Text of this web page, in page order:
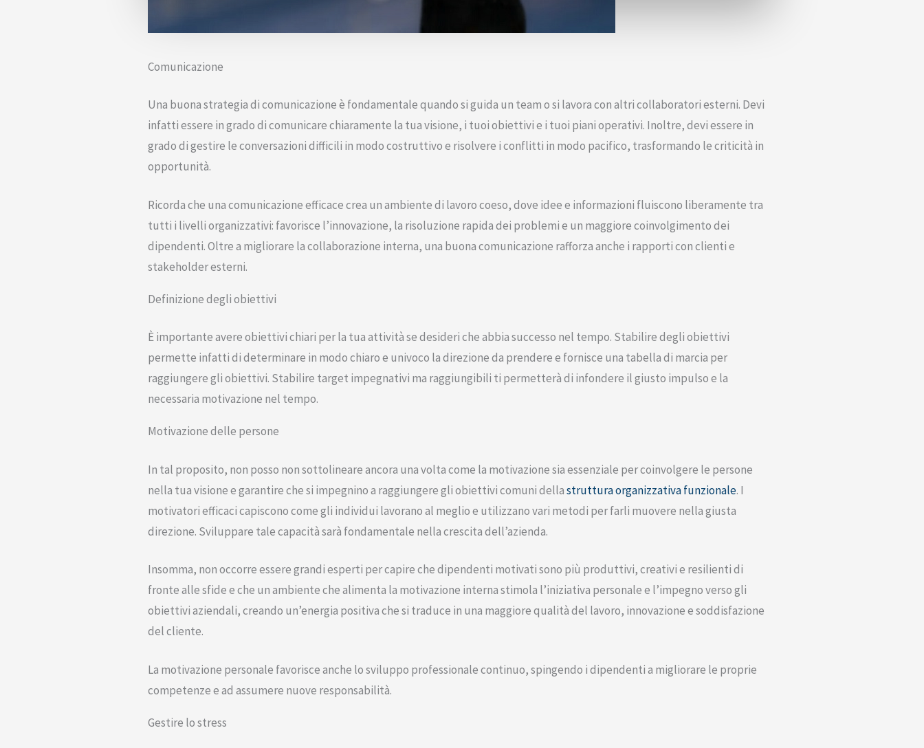
Comunicazione
Una buona strategia di comunicazione è fondamentale quando si guida un team o si lavora con altri collaboratori esterni. Devi
infatti essere in grado di comunicare chiaramente la tua visione, i tuoi obiettivi e i tuoi piani operativi. Inoltre, devi essere in
grado di gestire le conversazioni difficili in modo costruttivo e risolvere i conflitti in modo pacifico, trasformando le criticità in
opportunità.
Ricorda che una comunicazione efficace crea un ambiente di lavoro coeso, dove idee e informazioni fluiscono liberamente tra
tutti i livelli organizzativi: favorisce l’innovazione, la risoluzione rapida dei problemi e un maggiore coinvolgimento dei
dipendenti. Oltre a migliorare la collaborazione interna, una buona comunicazione rafforza anche i rapporti con clienti e
stakeholder esterni.
Definizione degli obiettivi
È importante avere obiettivi chiari per la tua attività se desideri che abbia successo nel tempo. Stabilire degli obiettivi
permette infatti di determinare in modo chiaro e univoco la direzione da prendere e fornisce una tabella di marcia per
raggiungere gli obiettivi. Stabilire target impegnativi ma raggiungibili ti permetterà di infondere il giusto impulso e la
necessaria motivazione nel tempo.
Motivazione delle persone
In tal proposito, non posso non sottolineare ancora una volta come la motivazione sia essenziale per coinvolgere le persone
nella tua visione e garantire che si impegnino a raggiungere gli obiettivi comuni dellastruttura organizzativa funzionale. I
motivatori efficaci capiscono come gli individui lavorano al meglio e utilizzano vari metodi per farli muovere nella giusta
direzione. Sviluppare tale capacità sarà fondamentale nella crescita dell’azienda.
Insomma, non occorre essere grandi esperti per capire che dipendenti motivati sono più produttivi, creativi e resilienti di
fronte alle sfide e che un ambiente che alimenta la motivazione interna stimola l’iniziativa personale e l’impegno verso gli
obiettivi aziendali, creando un’energia positiva che si traduce in una maggiore qualità del lavoro, innovazione e soddisfazione
del cliente.
La motivazione personale favorisce anche lo sviluppo professionale continuo, spingendo i dipendenti a migliorare le proprie
competenze e ad assumere nuove responsabilità.
Gestire lo stress